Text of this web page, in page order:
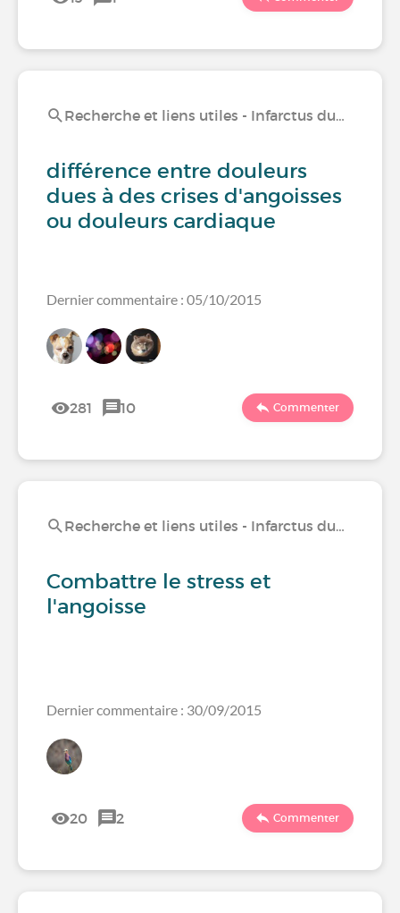
Recherche et liens utiles - Infarctus du…
différence entre douleurs
dues à des crises d'angoisses
ou douleurs cardiaque
Dernier commentaire : 05/10/2015
281 10 Commenter
Recherche et liens utiles - Infarctus du…
Combattre le stress et
l'angoisse
Dernier commentaire : 30/09/2015
20 2 Commenter